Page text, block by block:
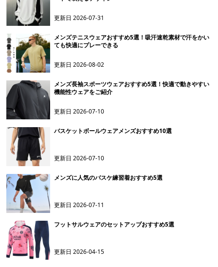
更新日2026-07-31
メンズテニスウェアおすすめ5選！吸汗速乾素材で汗をかい
ても快適にプレーできる
更新日2026-08-02
メンズ長袖スポーツウェアおすすめ5選！快適で動きやすい
機能性ウェアをご紹介
更新日2026-07-10
バスケットボールウェアメンズおすすめ10選
更新日2026-07-10
メンズに人気のバスケ練習着おすすめ5選
更新日2026-07-11
フットサルウェアのセットアップおすすめ5選
更新日2026-04-15